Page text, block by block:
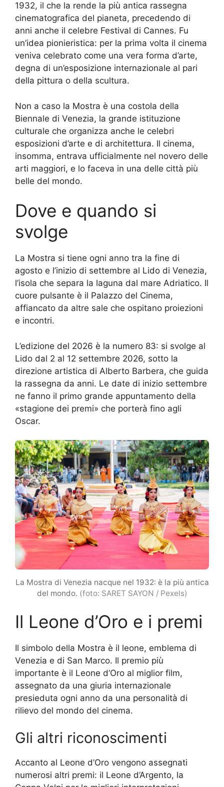
1932, il che la rende la più antica rassegna
cinematografica del pianeta, precedendo di
anni anche il celebre Festival di Cannes. Fu
un’idea pionieristica: per la prima volta il cinema
veniva celebrato come una vera forma d’arte,
degna di un’esposizione internazionale al pari
della pittura o della scultura.
Non a caso la Mostra è una costola della
Biennale di Venezia, la grande istituzione
culturale che organizza anche le celebri
esposizioni d’arte e di architettura. Il cinema,
insomma, entrava ufficialmente nel novero delle
arti maggiori, e lo faceva in una delle città più
belle del mondo.
Dove e quando si
svolge
La Mostra si tiene ogni anno tra la fine di
agosto e l’inizio di settembre al Lido di Venezia,
l’isola che separa la laguna dal mare Adriatico. Il
cuore pulsante è il Palazzo del Cinema,
affiancato da altre sale che ospitano proiezioni
e incontri.
L’edizione del 2026 è la numero 83: si svolge al
Lido dal 2 al 12 settembre 2026, sotto la
direzione artistica di Alberto Barbera, che guida
la rassegna da anni. Le date di inizio settembre
ne fanno il primo grande appuntamento della
«stagione dei premi» che porterà fino agli
Oscar.
La Mostra di Venezia nacque nel 1932: è la più antica
del mondo. (foto: SARET SAYON / Pexels)
Il Leone d’Oro e i premi
Il simbolo della Mostra è il leone, emblema di
Venezia e di San Marco. Il premio più
importante è il Leone d’Oro al miglior film,
assegnato da una giuria internazionale
presieduta ogni anno da una personalità di
rilievo del mondo del cinema.
Gli altri riconoscimenti
Accanto al Leone d’Oro vengono assegnati
numerosi altri premi: il Leone d’Argento, la